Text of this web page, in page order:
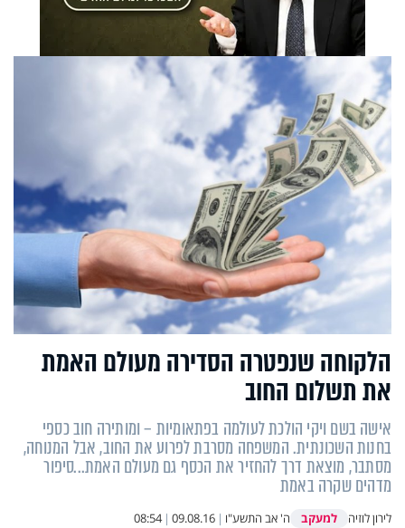
הלקוחה שנפטרה הסדירה מעולם האמת
את תשלום החוב
אישה בשם ויקי הולכת לעולמה בפתאומיות – ומותירה חוב כספי
בחנות השכונתית. המשפחה מסרבת לפרוע את החוב, אבל המנוחה,
מסתבר, מוצאת דרך להחזיר את הכסף גם מעולם האמת...סיפור
מדהים שקרה באמת
לירון לוזיה למעקב ה' אב התשע"ו |
09.08.16
|
08:54